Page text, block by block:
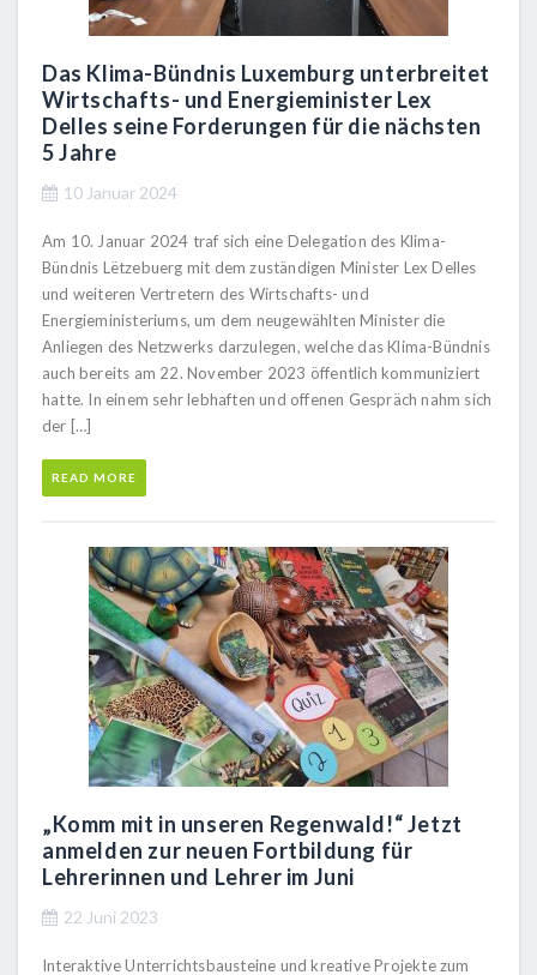
Das Klima-Bündnis Luxemburg unterbreitet
Wirtschafts- und Energieminister Lex
Delles seine Forderungen für die nächsten
5 Jahre
10 Januar 2024
Am 10. Januar 2024 traf sich eine Delegation des Klima-
Bündnis Lëtzebuerg mit dem zuständigen Minister Lex Delles
und weiteren Vertretern des Wirtschafts- und
Energieministeriums, um dem neugewählten Minister die
Anliegen des Netzwerks darzulegen, welche das Klima-Bündnis
auch bereits am 22. November 2023 öffentlich kommuniziert
hatte. In einem sehr lebhaften und offenen Gespräch nahm sich
der […]
READ MORE
„Komm mit in unseren Regenwald!“ Jetzt
anmelden zur neuen Fortbildung für
Lehrerinnen und Lehrer im Juni
22 Juni 2023
Interaktive Unterrichtsbausteine und kreative Projekte zum